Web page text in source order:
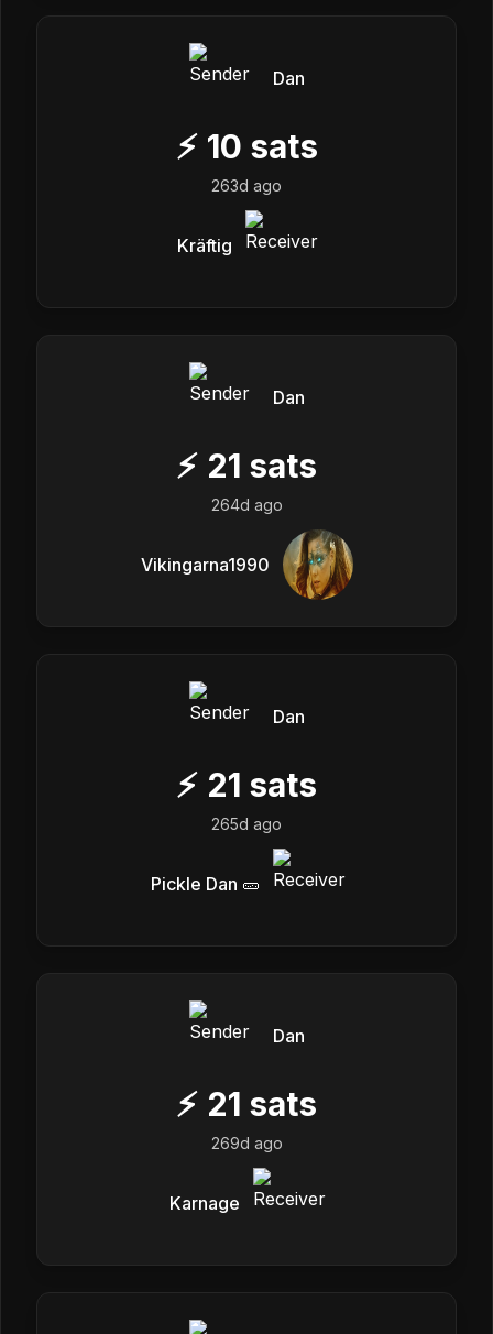
Dan
⚡ 10 sats
263d ago
Kräftig
Dan
⚡ 21 sats
264d ago
Vikingarna1990
Dan
⚡ 21 sats
265d ago
Pickle Dan 🥒
Dan
⚡ 21 sats
269d ago
Karnage